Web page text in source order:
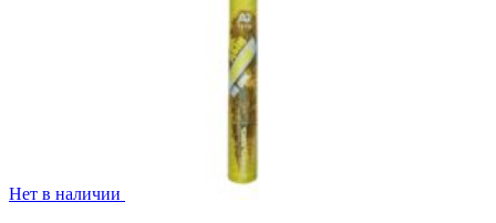
Нет в наличии